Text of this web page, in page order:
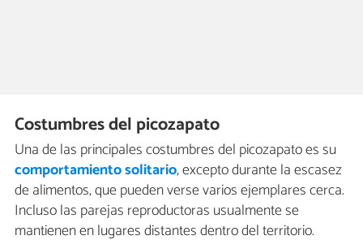
Costumbres del picozapato
Una de las principales costumbres del picozapato es su
comportamiento solitario, excepto durante la escasez
de alimentos, que pueden verse varios ejemplares cerca.
Incluso las parejas reproductoras usualmente se
mantienen en lugares distantes dentro del territorio.